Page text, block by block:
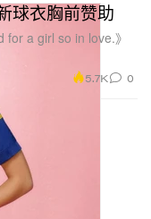
球衣胸前赞助
a girl so in love.》
5.7K 0